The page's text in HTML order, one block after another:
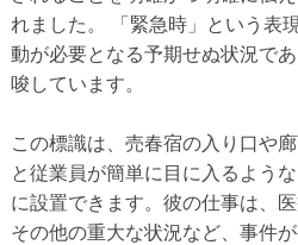
れました。 「緊急時」という表
動が必要となる予期せぬ状況で
唆しています。
この標識は、売春宿の入り口や
と従業員が簡単に目に入るよう
に設置できます。彼の仕事は、
その他の重大な状況など、事件